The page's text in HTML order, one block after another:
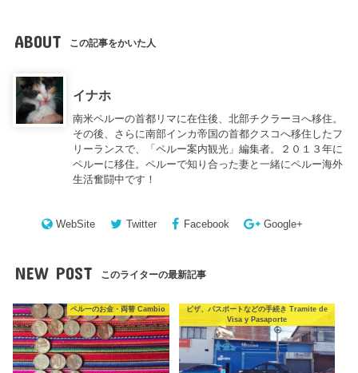
ABOUT この記事をかいた人
イナホ
南米ペルーの首都リマに在住後、北部チクラーヨへ移住。
その後、さらに南部インカ帝国の首都クスコへ移住したフ
リーランスで、「ペルー案内観光」編集者。２０１３年に
ペルーに移住。ペルーで知り合った妻と一緒にペルー海外
生活奮闘中です！
WebSite Twitter Facebook Google+
NEW POST このライターの最新記事
ペルーのお金・両替 Cambio
ビザ、パスポートなどの手続き Tramite de
Visa y Pasaporte